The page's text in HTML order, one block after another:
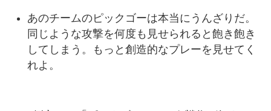
あのチームのピックゴーは本当にうんざりだ。
同じような攻撃を何度も見せられると飽き飽き
してしまう。もっと創造的なプレーを見せてく
れよ。